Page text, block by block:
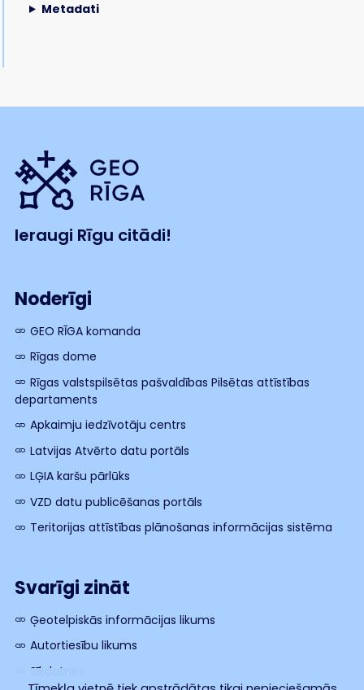
Metadati
Ieraugi Rīgu citādi!
Noderīgi
GEO RĪGA komanda
Rīgas dome
Rīgas valstspilsētas pašvaldības Pilsētas attīstības
departaments
Apkaimju iedzīvotāju centrs
Latvijas Atvērto datu portāls
LĢIA karšu pārlūks
VZD datu publicēšanas portāls
Teritorijas attīstības plānošanas informācijas sistēma
Svarīgi zināt
Ģeotelpiskās informācijas likums
Autortiesību likums
Sīkdatnes